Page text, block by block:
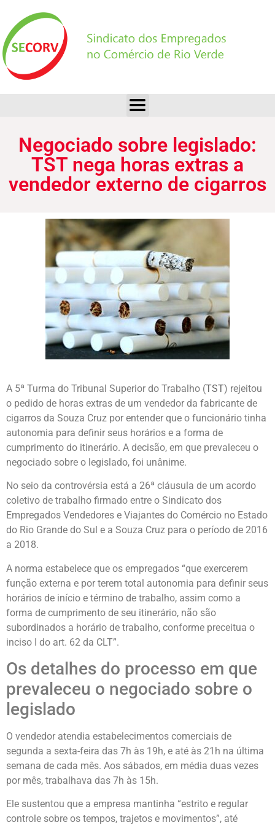
Negociado sobre legislado:
TST nega horas extras a
vendedor externo de cigarros
A 5ª Turma do Tribunal Superior do Trabalho (TST) rejeitou
o pedido de horas extras de um vendedor da fabricante de
cigarros da Souza Cruz por entender que o funcionário tinha
autonomia para definir seus horários e a forma de
cumprimento do itinerário. A decisão, em que prevaleceu o
negociado sobre o legislado, foi unânime.
No seio da controvérsia está a 26ª cláusula de um acordo
coletivo de trabalho firmado entre o Sindicato dos
Empregados Vendedores e Viajantes do Comércio no Estado
do Rio Grande do Sul e a Souza Cruz para o período de 2016
a 2018.
A norma estabelece que os empregados “que exercerem
função externa e por terem total autonomia para definir seus
horários de início e término de trabalho, assim como a
forma de cumprimento de seu itinerário, não são
subordinados a horário de trabalho, conforme preceitua o
inciso I do art. 62 da CLT”.
Os detalhes do processo em que
prevaleceu o negociado sobre o
legislado
O vendedor atendia estabelecimentos comerciais de
segunda a sexta-feira das 7h às 19h, e até às 21h na última
semana de cada mês. Aos sábados, em média duas vezes
por mês, trabalhava das 7h às 15h.
Ele sustentou que a empresa mantinha “estrito e regular
controle sobre os tempos, trajetos e movimentos”, até